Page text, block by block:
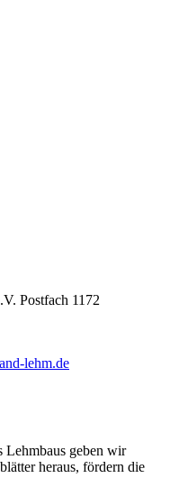
Postfach 1172
lehm.de
Lehmbaus geben wir
heraus, fördern die